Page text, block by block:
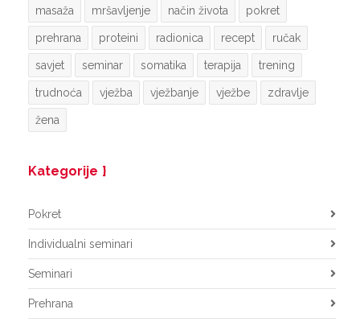
masaža mršavljenje način života pokret
prehrana proteini radionica recept ručak
savjet seminar somatika terapija trening
trudnoća vježba vježbanje vježbe zdravlje
žena
Kategorije
Pokret
Individualni seminari
Seminari
Prehrana